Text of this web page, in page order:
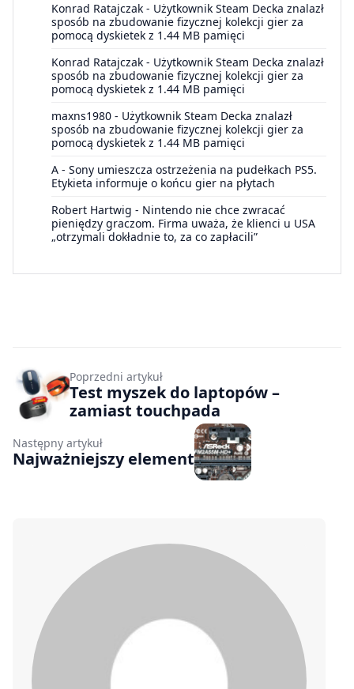
Konrad Ratajczak - Użytkownik Steam Decka znalazł
sposób na zbudowanie fizycznej kolekcji gier za
pomocą dyskietek z 1.44 MB pamięci
Konrad Ratajczak - Użytkownik Steam Decka znalazł
sposób na zbudowanie fizycznej kolekcji gier za
pomocą dyskietek z 1.44 MB pamięci
maxns1980 - Użytkownik Steam Decka znalazł
sposób na zbudowanie fizycznej kolekcji gier za
pomocą dyskietek z 1.44 MB pamięci
A - Sony umieszcza ostrzeżenia na pudełkach PS5.
Etykieta informuje o końcu gier na płytach
Robert Hartwig - Nintendo nie chce zwracać
pieniędzy graczom. Firma uważa, że klienci u USA
„otrzymali dokładnie to, za co zapłacili”
Poprzedni artykuł
Test myszek do laptopów –
zamiast touchpada
Następny artykuł
Najważniejszy element